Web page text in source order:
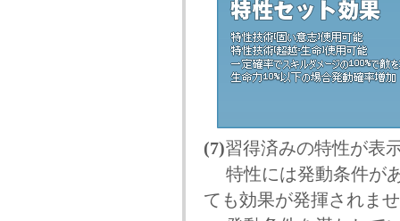
(7)習得済みの特性が表
特性には発動条件が
ても効果が発揮されま